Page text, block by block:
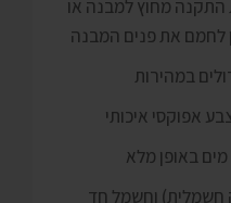
התקנה מחוץ למבנה או
לחמם את פנים המבנה
במהירות
אפוקסי איכותי
באופן מלא
חשמלית) וחשמל חד